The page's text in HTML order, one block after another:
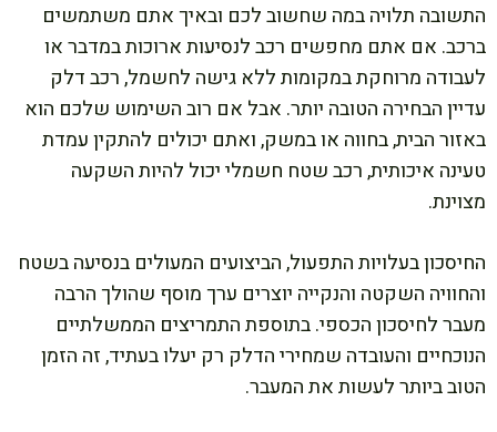
התשובה תלויה במה שחשוב לכם ובאיך אתם משתמשים
ברכב. אם אתם מחפשים רכב לנסיעות ארוכות במדבר או
לעבודה מרוחקת במקומות ללא גישה לחשמל, רכב דלק
עדיין הבחירה הטובה יותר. אבל אם רוב השימוש שלכם הוא
באזור הבית, בחווה או במשק, ואתם יכולים להתקין עמדת
טעינה איכותית, רכב שטח חשמלי יכול להיות השקעה
מצוינת.
החיסכון בעלויות התפעול, הביצועים המעולים בנסיעה בשטח
והחוויה השקטה והנקייה יוצרים ערך מוסף שהולך הרבה
מעבר לחיסכון הכספי. בתוספת התמריצים הממשלתיים
הנוכחיים והעובדה שמחירי הדלק רק יעלו בעתיד, זה הזמן
הטוב ביותר לעשות את המעבר.